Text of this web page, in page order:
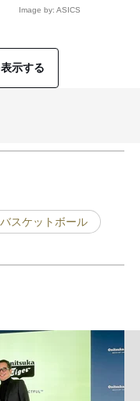
Image by: ASICS
示する
スケットボール